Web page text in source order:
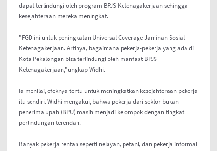
dapat terlindungi oleh program BPJS Ketenagakerjaan sehingga
kesejahteraan mereka meningkat.
"FGD ini untuk peningkatan Universal Coverage Jaminan Sosial
Ketenagakerjaan. Artinya, bagaimana pekerja-pekerja yang ada di
Kota Pekalongan bisa terlindungi oleh manfaat BPJS
Ketenagakerjaan,"ungkap Widhi.
Ia menilai, efeknya tentu untuk meningkatkan kesejahteraan pekerja
itu sendiri. Widhi mengakui, bahwa pekerja dari sektor bukan
penerima upah (BPU) masih menjadi kelompok dengan tingkat
perlindungan terendah.
Banyak pekerja rentan seperti nelayan, petani, dan pekerja informal